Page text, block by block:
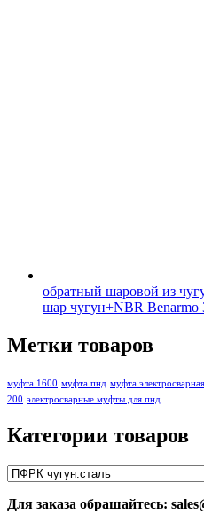
обратный шаровой из
шар чугун+NBR Benarmo
Метки товаров
муфта 1600 муфта пнд муфта электросварная
200 электросварные муфты для пнд
Категории товаров
Для заказа обрашайтесь: